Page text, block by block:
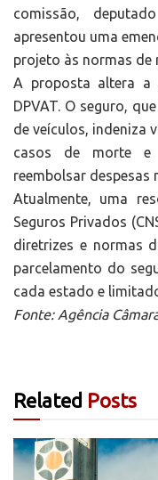
comissão,
apresentou uma
projeto às normas de
A proposta altera a
DPVAT. O seguro,
de veículos, indeniza
casos de morte e
reembolsar despesas
Atualmente, uma
Seguros Privados
diretrizes e normas
parcelamento do
cada estado e
Fonte: Agência
Related Posts